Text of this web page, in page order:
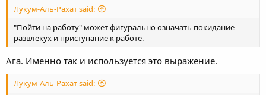
Лукум-Аль-Рахат said:
"Пойти на работу" может фигурально означать покидание
развлекух и приступание к работе.
Ага. Именно так и используется это выражение.
Лукум-Аль-Рахат said: